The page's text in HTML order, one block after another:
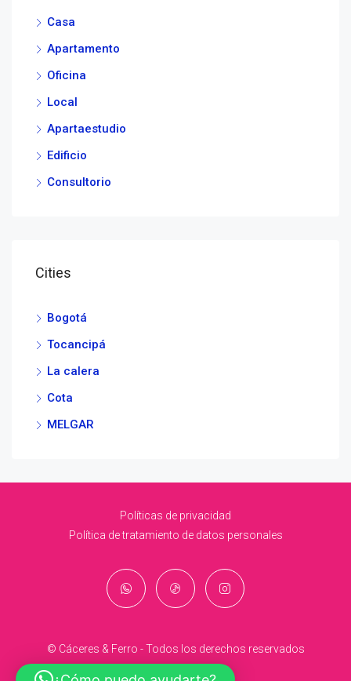
Casa
Apartamento
Oficina
Local
Apartaestudio
Edificio
Consultorio
Cities
Bogotá
Tocancipá
La calera
Cota
MELGAR
Políticas de privacidad
Política de tratamiento de datos personales
© Cáceres & Ferro - Todos los derechos reservados